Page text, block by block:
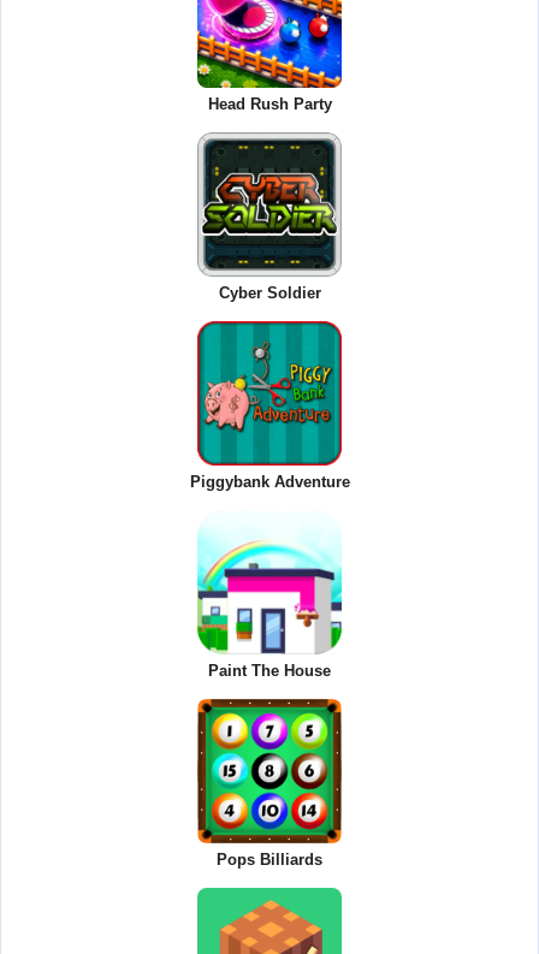
Head Rush Party
Cyber Soldier
Piggybank Adventure
Paint The House
Pops Billiards